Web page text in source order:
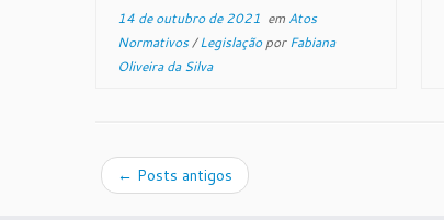
14 de outubro de 2021 em Atos
Normativos/LegislaçãoporFabiana
Oliveira da Silva
← Posts antigos